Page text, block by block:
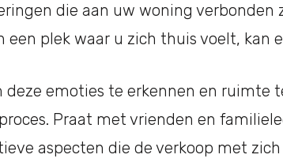
die aan uw woning verbonden
een plek waar u zich thuis voelt, kan
deze emoties te erkennen en ruimte
Praat met vrienden en
aspecten die de verkoop met